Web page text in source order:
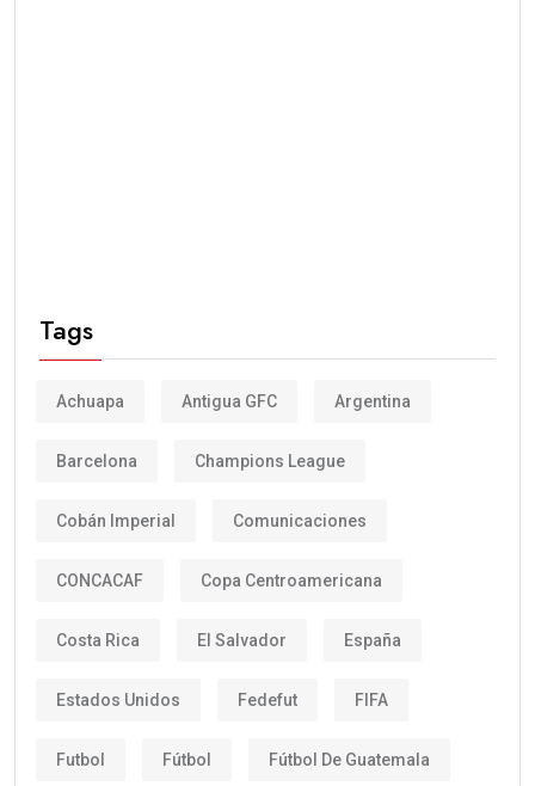
Tags
Achuapa Antigua GFC Argentina
Barcelona Champions League
Cobán Imperial Comunicaciones
CONCACAF Copa Centroamericana
Costa Rica El Salvador España
Estados Unidos Fedefut FIFA
Futbol Fútbol Fútbol De Guatemala